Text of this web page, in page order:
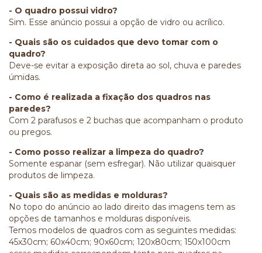
- O quadro possui vidro?
Sim. Esse anúncio possui a opção de vidro ou acrílico.
- Quais são os cuidados que devo tomar com o
quadro?
Deve-se evitar a exposição direta ao sol, chuva e paredes
úmidas.
- Como é realizada a fixação dos quadros nas
paredes?
Com 2 parafusos e 2 buchas que acompanham o produto
ou pregos.
- Como posso realizar a limpeza do quadro?
Somente espanar (sem esfregar). Não utilizar quaisquer
produtos de limpeza.
- Quais são as medidas e molduras?
No topo do anúncio ao lado direito das imagens tem as
opções de tamanhos e molduras disponíveis.
Temos modelos de quadros com as seguintes medidas:
45x30cm; 60x40cm; 90x60cm; 120x80cm; 150x100cm